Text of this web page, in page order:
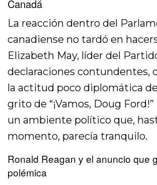
Canadá
La reacción dentro del
canadiense no tardó en
Elizabeth May, líder del
declaraciones contundentes,
la actitud poco diplomática
grito de “¡Vamos, Doug
un ambiente político que,
momento, parecía tranquilo.
Ronald Reagan y el anuncio que
polémica